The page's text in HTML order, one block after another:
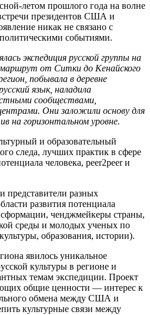
летом прошлого года на волне
президентов США и
никак не связано с
событиями.
экспедиция русской группы на
маршрут от Ситки до Кенайского
побывала в деревне
язык, наладила
сообществами,
Они заложили основу для
на горизонтальном уровне.
и образовательный
следа, лучших практик в сфере
человека, peer2peer и
представители разных
развития потенциала
ченджмейкеры страны,
среды и молодых ученых по
образования, истории).
явилось уникальное
культуры в регионе и
темам экспедиции. Проект
общие ценности — интерес к
обмена между США и
культурные связи между